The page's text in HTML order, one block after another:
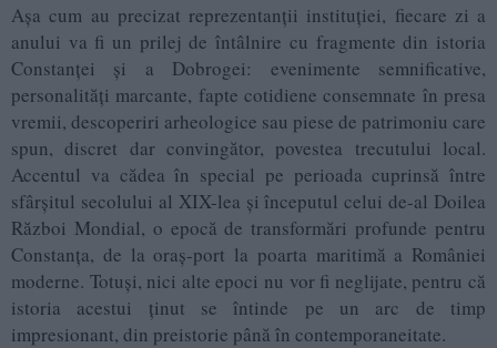
Așa cum au precizat reprezentanții instituției, fiecare zi a
anului va fi un prilej de întâlnire cu fragmente din istoria
Constanței și a Dobrogei: evenimente semnificative,
personalități marcante, fapte cotidiene consemnate în presa
vremii, descoperiri arheologice sau piese de patrimoniu care
spun, discret dar convingător, povestea trecutului local.
Accentul va cădea în special pe perioada cuprinsă între
sfârșitul secolului al XIX-lea și începutul celui de-al Doilea
Război Mondial, o epocă de transformări profunde pentru
Constanța, de la oraș-port la poarta maritimă a României
moderne. Totuși, nici alte epoci nu vor fi neglijate, pentru că
istoria acestui ținut se întinde pe un arc de timp
impresionant, din preistorie până în contemporaneitate.